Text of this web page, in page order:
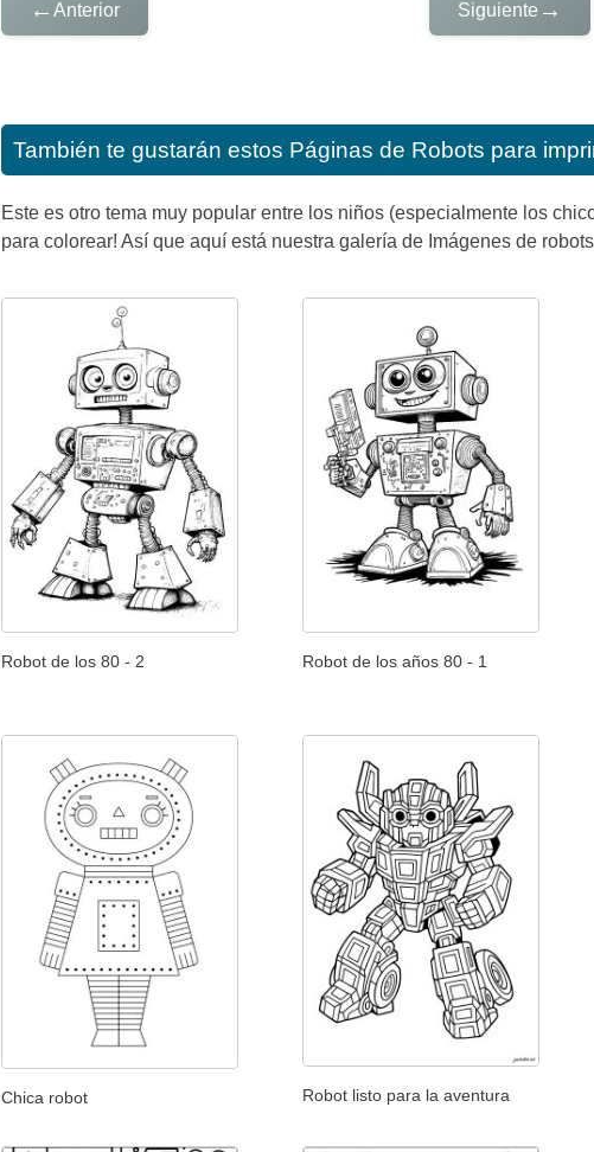
← Anterior Siguiente →
También te gustarán estos Páginas de Robots para
Este es otro tema muy popular entre los niños (especialmente los
para colorear! Así que aquí está nuestra galería de Imágenes de
Robot de los 80 - 2 Robot de los años 80 - 1
Chica robot Robot listo para la aventura